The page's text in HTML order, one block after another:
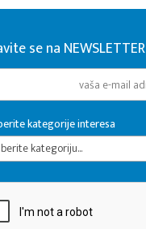
se na NEWSLETTER
kategorije interesa
kategoriju...